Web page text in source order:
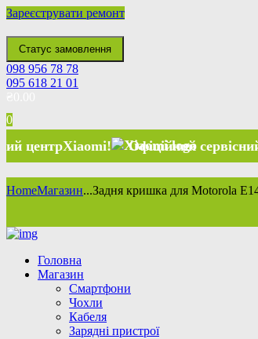
Зареєструвати ремонт
Статус замовлення
098 956 78 78
095 618 21 01
0
! Офіційний сервісний центр
HomeМагазин...Задня кришка для Motorola
Головна
Магазин
Смартфони
Чохли
Кабеля
Зарядні пристрої